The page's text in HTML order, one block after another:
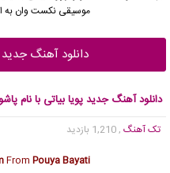
موسیقی نکست وان به
دانلود آهنگ جدید
دانلود آهنگ جدید پویا بیاتی با نام
تک آهنگ , 1,210 بازدید
From Pouya Bayati